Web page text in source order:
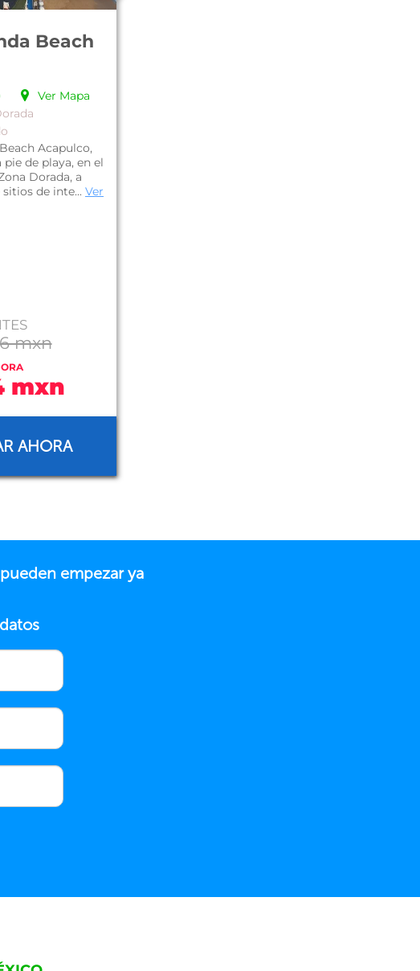
Beach
Ver Mapa
Acapulco,
de playa, en el
Dorada, a
de inte... Ver
mxn
mxn
AHORA
empezar ya